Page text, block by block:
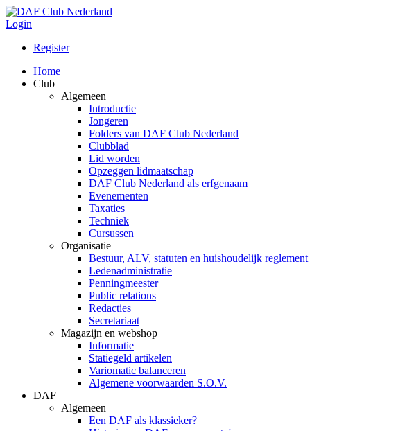
Login
Register
Home
Club
Algemeen
Introductie
Jongeren
Folders van DAF Club Nederland
Clubblad
Lid worden
Opzeggen lidmaatschap
DAF Club Nederland als erfgenaam
Evenementen
Taxaties
Techniek
Cursussen
Organisatie
Bestuur, ALV, statuten en huishoudelijk reglement
Ledenadministratie
Penningmeester
Public relations
Redacties
Secretariaat
Magazijn en webshop
Informatie
Statiegeld artikelen
Variomatic balanceren
Algemene voorwaarden S.O.V.
DAF
Algemeen
Een DAF als klassieker?